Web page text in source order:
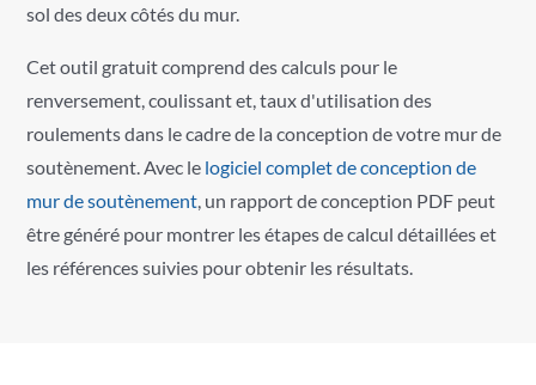
sol des deux côtés du mur.
Cet outil gratuit comprend des calculs pour le
renversement, coulissant et, taux d'utilisation des
roulements dans le cadre de la conception de votre mur de
soutènement. Avec le logiciel complet de conception de
mur de soutènement , un rapport de conception PDF peut
être généré pour montrer les étapes de calcul détaillées et
les références suivies pour obtenir les résultats.